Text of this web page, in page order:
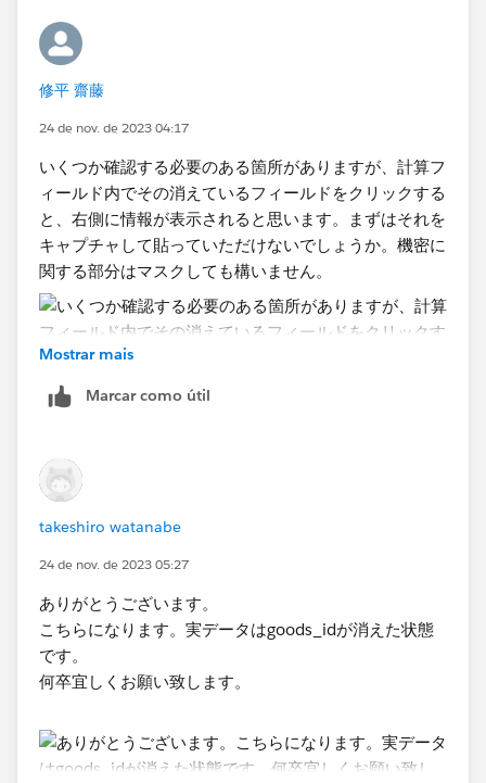
シュされたデータソースに接続している場合はローカル
コピーを作成して非表示を解除といった方法も試すこと
になります。
修平 齋藤
24 de nov. de 2023 04:17
いくつか確認する必要のある箇所がありますが、計算フ
ィールド内でその消えているフィールドをクリックする
と、右側に情報が表示されると思います。まずはそれを
キャプチャして貼っていただけないでしょうか。機密に
関する部分はマスクしても構いません。
Mostrar mais
Marcar como útil
takeshiro watanabe
24 de nov. de 2023 05:27
ありがとうございます。
こちらになります。実データはgoods_idが消えた状態
です。
何卒宜しくお願い致します。